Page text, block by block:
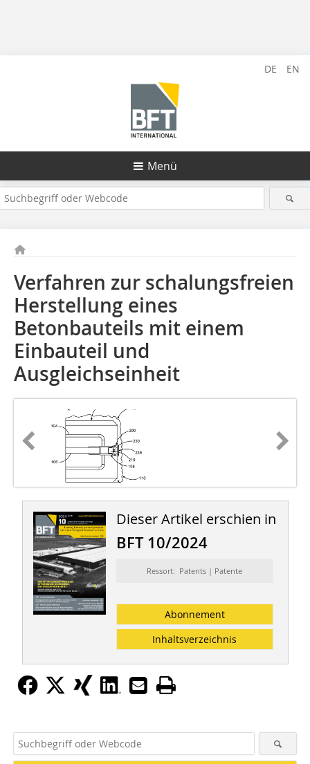
DE EN
Menü
Verfahren zur schalungsfreien
Herstellung eines
Betonbauteils mit einem
Einbauteil und
Ausgleichseinheit
Dieser Artikel erschien in
BFT 10/2024
Ressort: Patents | Patente
Abonnement
Inhaltsverzeichnis